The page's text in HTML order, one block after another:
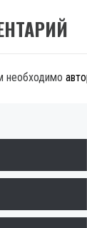
необходимо